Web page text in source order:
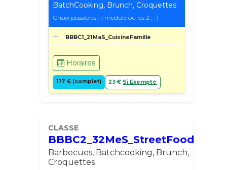
BatchCooking, Brunch, Croquettes
Choix possibles : 1 module ou les 2 ; -)
BBBC1_21MaS_CuisineFamille
Horaires
117 € (complet) 23 € Si Exempté
CLASSE
BBBC2_32MeS_StreetFood
Barbecues, Batchcooking, Brunch,
Croquettes